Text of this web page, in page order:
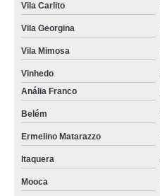
Vila Carlito
Vila Georgina
Vila Mimosa
Vinhedo
Anália Franco
Belém
Ermelino Matarazzo
Itaquera
Mooca